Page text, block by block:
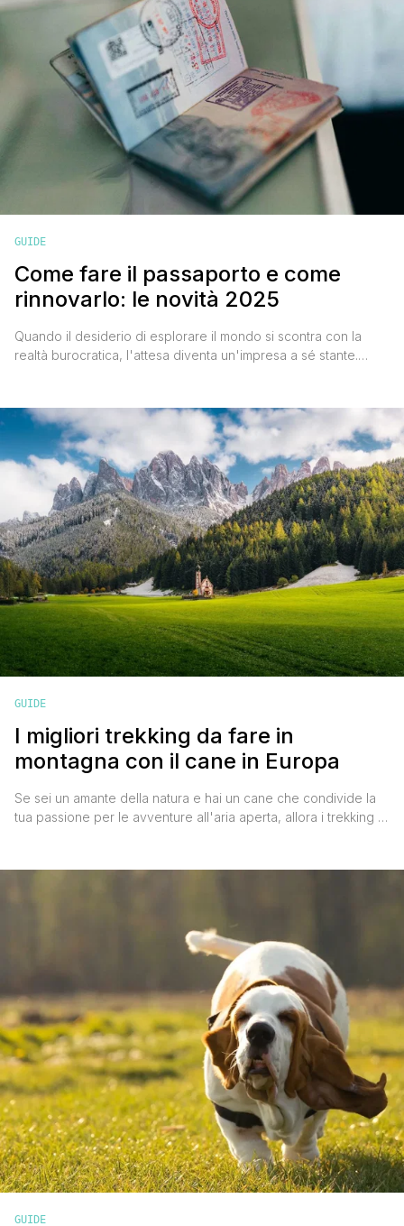
GUIDE
Come fare il passaporto e come
rinnovarlo: le novità 2025
Quando il desiderio di esplorare il mondo si scontra con la
realtà burocratica, l'attesa diventa un'impresa a sé stante.
loro prossimo viaggio. Negli ultimi tempi, il processo di
ottenimento del passaporto è diventato un vero e proprio [']
GUIDE
I migliori trekking da fare in
montagna con il cane in Europa
Se sei un amante della natura e hai un cane che condivide la
tua passione per le avventure all'aria aperta, allora i trekking in
spettacolari e panorami mozzafiato, permettendoti di goderti la
GUIDE